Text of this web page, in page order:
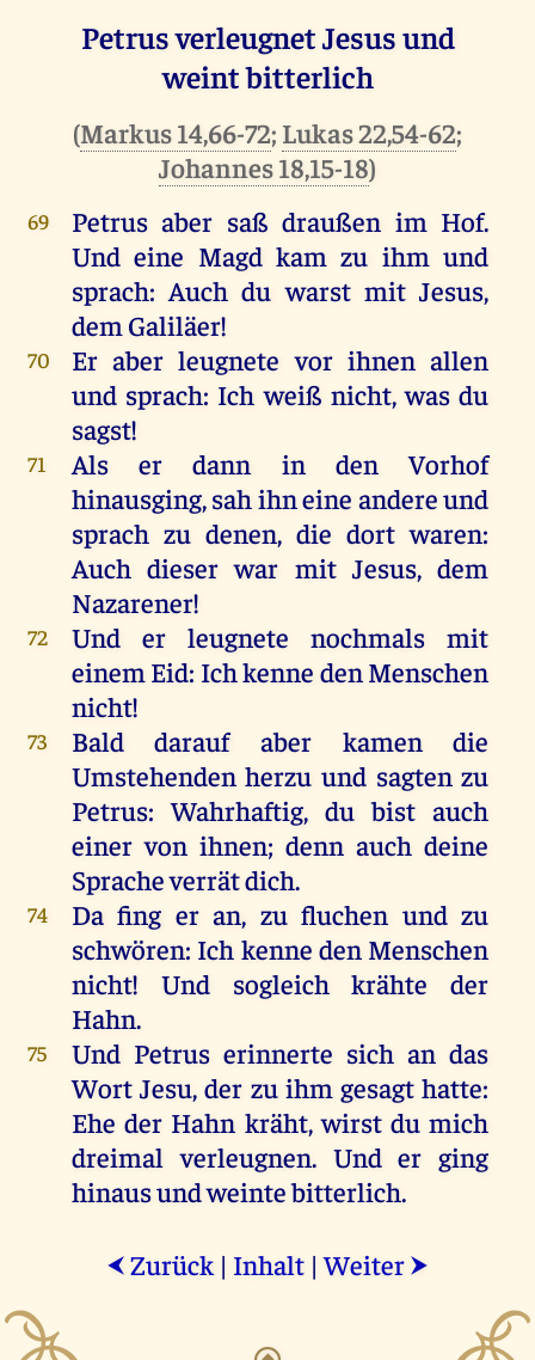
Petrus verleugnet Jesus und
weint bitterlich
(Markus 14,66-72; Lukas 22,54-62;
Johannes 18,15-18)
69 Petrus aber saß draußen im Hof.
Und eine Magd kam zu ihm und
sprach:Auch du warst mit Jesus,
dem Galiläer!
70 Er aber leugnete vor ihnen allen
und sprach: Ich weiß nicht,was du
sagst!
71 Als er dann in den
Vorhof
hinausging,sahihneine andereund
sprach zu denen,die dort waren:
Auch dieser war mit Jesus,dem
Nazarener!
72 Und er leugnete nochmalsmit
einem Eid: Ichkenne denMenschen
nicht!
73 Bald darauf aber kamen
die
Umstehendenherzu und sagten zu
Petrus:Wahrhaftig, du bist auch
einer von ihnen;denn auch deine
Spracheverrätdich.
74 Da fing er an, zu fluchen und zu
schwören: Ich kenne den Menschen
nicht! Undsogleichkrähte
der
Hahn.
75 Und Petruserinnerte sich an das
Wort Jesu,der zu ihm gesagt hatte:
Ehe der Hahn kräht,wirst du mich
dreimal verleugnen. Und er ging
hinausundweintebitterlich.
⮜ Zurück | Inhalt |Weiter ⮞